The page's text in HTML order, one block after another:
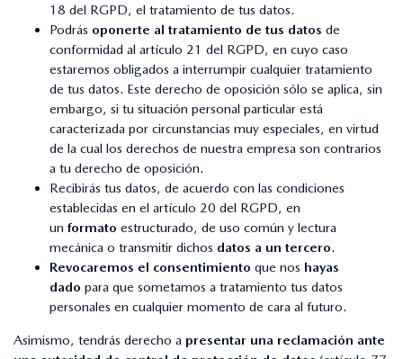
18 del RGPD, el tratamiento de tus datos.
Podrás oponerte al tratamiento de tus datos de
conformidad al artículo 21 del RGPD, en cuyo caso
estaremos obligados a interrumpir cualquier tratamiento
de tus datos. Este derecho de oposición sólo se aplica, sin
embargo, si tu situación personal particular está
caracterizada por circunstancias muy especiales, en virtud
de la cual los derechos de nuestra empresa son contrarios
a tu derecho de oposición.
Recibirás tus datos, de acuerdo con las condiciones
establecidas en el artículo 20 del RGPD, en
un formato estructurado, de uso común y lectura
mecánica o transmitir dichos datos a un tercero.
Revocaremos el consentimiento que nos hayas
dado para que sometamos a tratamiento tus datos
personales en cualquier momento de cara al futuro.
Asimismo, tendrás derecho a presentar una reclamación ante